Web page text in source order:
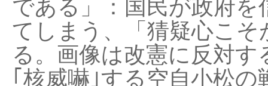
である」：国民が政府
てしまう、「猜疑心こ
る。画像は改憲に反対
｢核威嚇｣する空自小松